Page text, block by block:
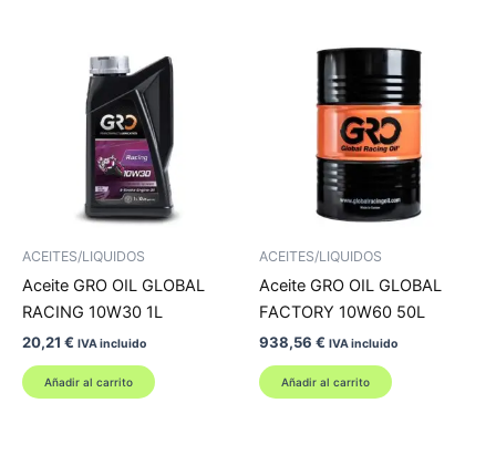
ACEITES/LIQUIDOS
Aceite GRO OIL GLOBAL
RACING 10W30 1L
20,21 € IVA incluido
Añadir al carrito
ACEITES/LIQUIDOS
Aceite GRO OIL GLOBAL
FACTORY 10W60 50L
938,56 € IVA incluido
Añadir al carrito